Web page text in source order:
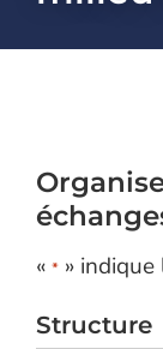
« * »
Structure